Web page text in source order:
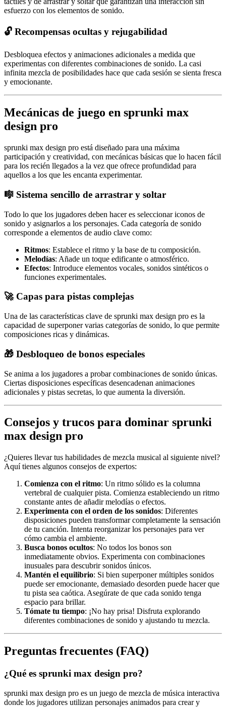
esfuerzo con los elementos de sonido.
🔓 Recompensas ocultas y rejugabilidad
Desbloquea efectos y animaciones adicionales a medida que
experimentas con diferentes combinaciones de sonido. La casi
infinita mezcla de posibilidades hace que cada sesión se sienta fresca
y emocionante.
Mecánicas de juego en sprunki max
design pro
sprunki max design pro está diseñado para una máxima
participación y creatividad, con mecánicas básicas que lo hacen fácil
para los recién llegados a la vez que ofrece profundidad para
aquellos a los que les encanta experimentar.
🎼 Sistema sencillo de arrastrar y soltar
Todo lo que los jugadores deben hacer es seleccionar iconos de
sonido y asignarlos a los personajes. Cada categoría de sonido
corresponde a elementos de audio clave como:
Ritmos: Establece el ritmo y la base de tu composición.
Melodías: Añade un toque edificante o atmosférico.
Efectos: Introduce elementos vocales, sonidos sintéticos o
funciones experimentales.
🚀 Capas para pistas complejas
Una de las características clave de sprunki max design pro es la
capacidad de superponer varias categorías de sonido, lo que permite
composiciones ricas y dinámicas.
🎁 Desbloqueo de bonos especiales
Se anima a los jugadores a probar combinaciones de sonido únicas.
Ciertas disposiciones específicas desencadenan animaciones
adicionales y pistas secretas, lo que aumenta la diversión.
Consejos y trucos para dominar sprunki
max design pro
¿Quieres llevar tus habilidades de mezcla musical al siguiente nivel?
Aquí tienes algunos consejos de expertos:
Comienza con el ritmo: Un ritmo sólido es la columna
vertebral de cualquier pista. Comienza estableciendo un ritmo
constante antes de añadir melodías o efectos.
Experimenta con el orden de los sonidos: Diferentes
disposiciones pueden transformar completamente la sensación
de tu canción. Intenta reorganizar los personajes para ver
cómo cambia el ambiente.
Busca bonos ocultos: No todos los bonos son
inmediatamente obvios. Experimenta con combinaciones
inusuales para descubrir sonidos únicos.
Mantén el equilibrio: Si bien superponer múltiples sonidos
puede ser emocionante, demasiado desorden puede hacer que
tu pista sea caótica. Asegúrate de que cada sonido tenga
espacio para brillar.
Tómate tu tiempo: ¡No hay prisa! Disfruta explorando
diferentes combinaciones de sonido y ajustando tu mezcla.
Preguntas frecuentes (FAQ)
¿Qué es sprunki max design pro?
sprunki max design pro es un juego de mezcla de música interactiva
donde los jugadores utilizan personajes animados para crear y